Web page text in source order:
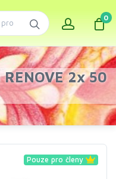
0
2x 50
Pouze pro členy